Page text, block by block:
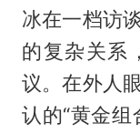
冰在一档访
的复杂关系
议。在外人
认的“黄金